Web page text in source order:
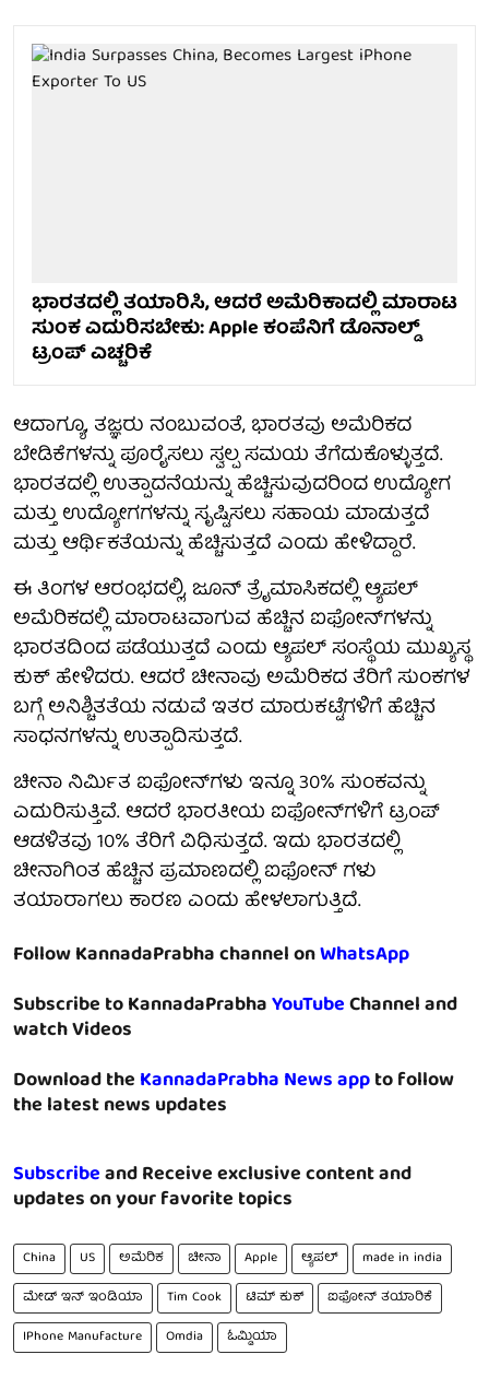
ಭಾರತದಲ್ಲಿ ತಯಾರಿಸಿ, ಆದರೆ ಅಮೆರಿಕಾದಲ್ಲಿ ಮಾರಾಟ
ಸುಂಕ ಎದುರಿಸಬೇಕು: Apple ಕಂಪೆನಿಗೆ ಡೊನಾಲ್ಡ್
ಟ್ರಂಪ್ ಎಚ್ಚರಿಕೆ
ಆದಾಗ್ಯೂ, ತಜ್ಞರು ನಂಬುವಂತೆ, ಭಾರತವು ಅಮೆರಿಕದ
ಬೇಡಿಕೆಗಳನ್ನು ಪೂರೈಸಲು ಸ್ವಲ್ಪ ಸಮಯ ತೆಗೆದುಕೊಳ್ಳುತ್ತದೆ.
ಭಾರತದಲ್ಲಿ ಉತ್ಪಾದನೆಯನ್ನು ಹೆಚ್ಚಿಸುವುದರಿಂದ ಉದ್ಯೋಗ
ಮತ್ತು ಉದ್ಯೋಗಗಳನ್ನು ಸೃಷ್ಟಿಸಲು ಸಹಾಯ ಮಾಡುತ್ತದೆ
ಮತ್ತು ಆರ್ಥಿಕತೆಯನ್ನು ಹೆಚ್ಚಿಸುತ್ತದೆ ಎಂದು ಹೇಳಿದ್ದಾರೆ.
ಈ ತಿಂಗಳ ಆರಂಭದಲ್ಲಿ, ಜೂನ್ ತ್ರೈಮಾಸಿಕದಲ್ಲಿ ಆ್ಯಪಲ್
ಅಮೆರಿಕದಲ್ಲಿ ಮಾರಾಟವಾಗುವ ಹೆಚ್ಚಿನ ಐಫೋನ್‌ಗಳನ್ನು
ಭಾರತದಿಂದ ಪಡೆಯುತ್ತದೆ ಎಂದು ಆ್ಯಪಲ್ ಸಂಸ್ಥೆಯ ಮುಖ್ಯಸ್ಥ
ಕುಕ್ ಹೇಳಿದರು. ಆದರೆ ಚೀನಾವು ಅಮೆರಿಕದ ತೆರಿಗೆ ಸುಂಕಗಳ
ಬಗ್ಗೆ ಅನಿಶ್ಚಿತತೆಯ ನಡುವೆ ಇತರ ಮಾರುಕಟ್ಟೆಗಳಿಗೆ ಹೆಚ್ಚಿನ
ಸಾಧನಗಳನ್ನು ಉತ್ಪಾದಿಸುತ್ತದೆ.
ಚೀನಾ ನಿರ್ಮಿತ ಐಫೋನ್‌ಗಳು ಇನ್ನೂ 30% ಸುಂಕವನ್ನು
ಎದುರಿಸುತ್ತಿವೆ. ಆದರೆ ಭಾರತೀಯ ಐಫೋನ್‌ಗಳಿಗೆ ಟ್ರಂಪ್
ಆಡಳಿತವು 10% ತೆರಿಗೆ ವಿಧಿಸುತ್ತದೆ. ಇದು ಭಾರತದಲ್ಲಿ
ಚೀನಾಗಿಂತ ಹೆಚ್ಚಿನ ಪ್ರಮಾಣದಲ್ಲಿ ಐಫೋನ್ ಗಳು
ತಯಾರಾಗಲು ಕಾರಣ ಎಂದು ಹೇಳಲಾಗುತ್ತಿದೆ.
Follow KannadaPrabha channel onWhatsApp
Subscribe to KannadaPrabhaYouTubeChannel and
watch Videos
Download theKannadaPrabha News appto follow
the latest news updates
Subscribeand Receive exclusive content and
updates on your favorite topics
China US ಅಮೆರಿಕ ಚೀನಾ Apple ಆ್ಯಪಲ್
made in india
ಮೇಡ್ ಇನ್ ಇಂಡಿಯಾ
Tim Cook ಟಿಮ್ ಕುಕ್
ಐಫೋನ್ ತಯಾರಿಕೆ
IPhone Manufacture
Omdia ಓಮ್ಡಿಯಾ